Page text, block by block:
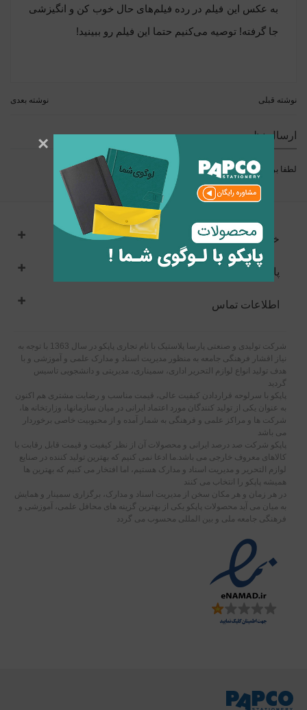
به عکس این فیلم در رده فیلم‌های حال خوب کن و انگیزشی
جا گرفته! توصیه می‌کنیم حتما این فیلم رو ببینید!
نوشته قبلی نوشته بعدی
ارسال نظر
لطفا برای ارسال نظر واردشوید.
خدمات مشتریان
پاپکو
اطلاعات تماس
شرکت تولیدی و صنعتی پارسا پلاستیک با نام تجاری پاپکو در سال 1363 با توجه به
نیاز اقشار فرهنگی جامعه به منظور مدیریت اسناد و مدارک علمی و آموزشی و با
هدف تولید انواع لوازم التحریر اداری، سمیناری، مدیریتی و دانشجویی تاسیس
گردید
پاپکو با سرلوحه قراردادن کیفیت عالی، قیمت مناسب و رضایت مشتری هم اکنون
به عنوان یکی از تولید کنندگان مورد اعتماد ایرانی در میان سازمانها، وزارتخانه ها،
شرکت ها و مراکز علمی و فرهنگی به شمار آمده و از محبوبیت خاصی برخوردار
می باشد
پاپکو شرکت صد درصد ایرانی و محصولات آن از نظر کیفیت و قیمت قابل رقابت با
کالاهای معروف خارجی می باشد.ما ادعا نمی کنیم که بهترین تولید کننده در صنایع
لوازم التحریر و مدیریت اسناد و مدارک هستیم، اما افتخار می کنیم که بهترین ها
همیشه پاپکو را انتخاب می کنند
در هر زمان و هر مکان سخن از مدیریت اسناد و مدارک، برگزاری سمینار و همایش
به میان می آید محصولات پاپکو یکی از بهترین گزینه های محافل علمی، آموزشی و
فرهنگی جامعه ملی و بین المللی محسوب می گردد
×